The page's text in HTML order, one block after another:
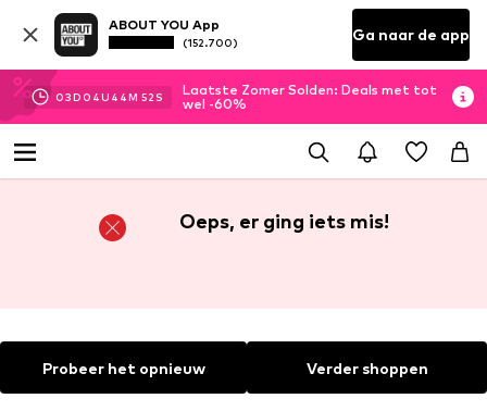
ABOUT YOU App
(152.700) Ga naar de app
03D 04U 44M 52 S
Laatste Zomer Solden: Deals met tot
wel -60%
Oeps, er ging iets mis!
Probeer het opnieuw Verder shoppen